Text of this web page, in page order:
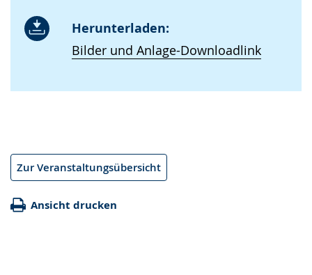
Herunterladen:
Bilder und Anlage-Downloadlink
Zur Veranstaltungsübersicht
Ansicht drucken